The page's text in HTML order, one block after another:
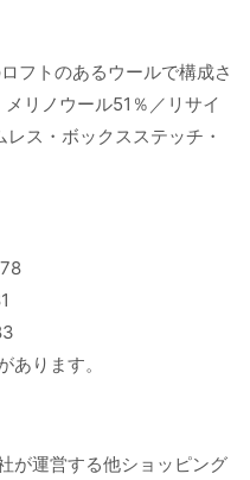
フトのあるウールで構成さ
リノウール51％／リサイ
ス・ボックスステッチ・
あります。
が運営する他ショッピング